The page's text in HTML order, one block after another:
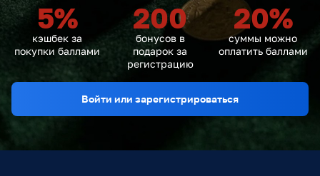
5%
кэшбек за
покупки баллами
200
бонусов в
подарок за
регистрацию
20%
суммы можно
оплатить баллами
Войти или зарегистрироваться